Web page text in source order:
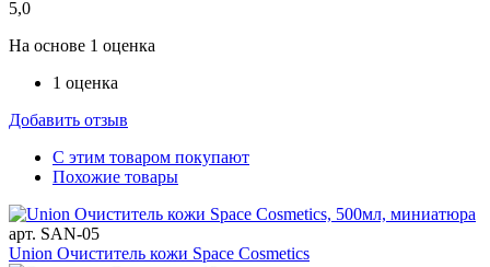
5,0
На основе 1 оценка
1 оценка
Добавить отзыв
С этим товаром покупают
Похожие товары
арт. SAN-05
Union Очиститель кожи Space Cosmetics